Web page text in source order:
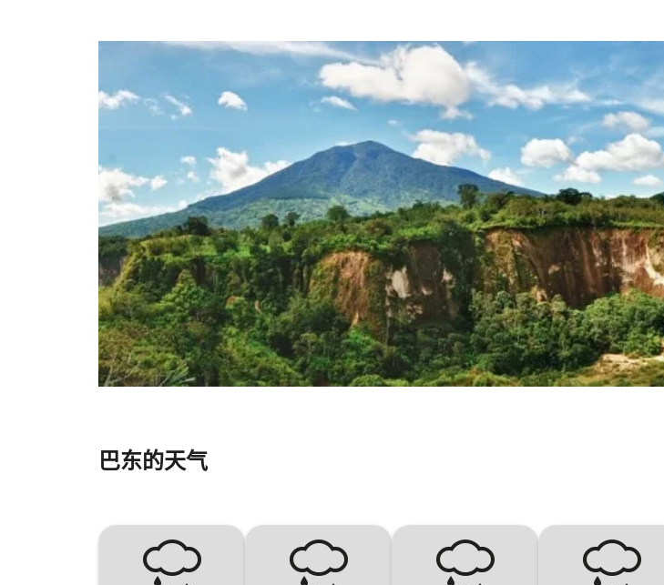
巴东的天气